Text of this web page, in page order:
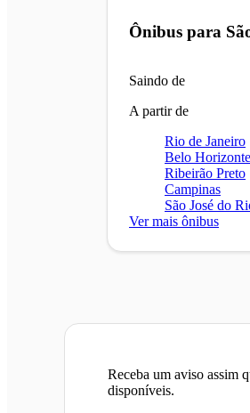
Ônibus para
Saindo de
A partir de
Rio de Janeiro
Belo Horizonte
Ribeirão Preto
Campinas
São José do
Ver mais ônibus
Receba um aviso assim
disponíveis.